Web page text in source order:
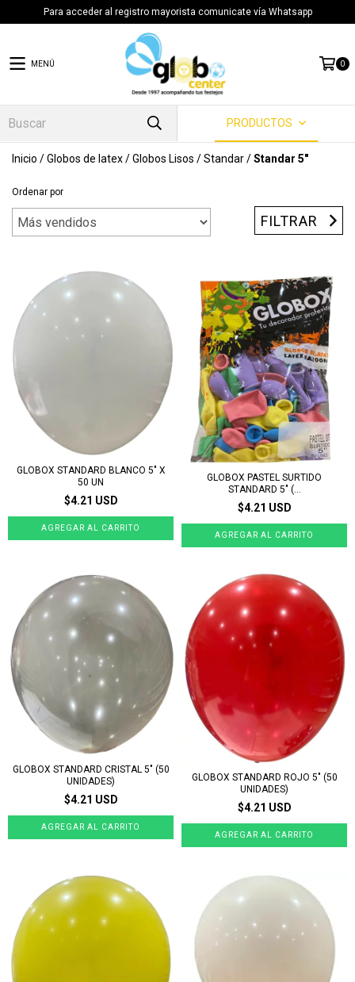
Para acceder al registro mayorista comunicate vía Whatsapp
MENÚ 0
PRODUCTOS
Inicio /Globos de latex/Globos Lisos /Standar/Standar 5"
Ordenar por
FILTRAR
GLOBOX STANDARD BLANCO 5" X
50 UN
$4.21 USD
GLOBOX PASTEL SURTIDO
STANDARD 5" (...
$4.21 USD
GLOBOX STANDARD CRISTAL 5" (50
UNIDADES)
$4.21 USD
GLOBOX STANDARD ROJO 5" (50
UNIDADES)
$4.21 USD